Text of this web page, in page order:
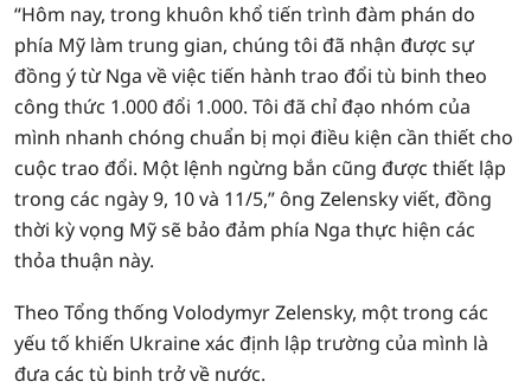
“Hôm nay, trong khuôn khổ tiến trình đàm phán do
phía Mỹ làm trung gian, chúng tôi đã nhận được sự
đồng ý từ Nga về việc tiến hành trao đổi tù binh theo
công thức 1.000 đổi 1.000. Tôi đã chỉ đạo nhóm của
mình nhanh chóng chuẩn bị mọi điều kiện cần thiết cho
cuộc trao đổi. Một lệnh ngừng bắn cũng được thiết lập
trong các ngày 9, 10 và 11/5,” ông Zelensky viết, đồng
thời kỳ vọng Mỹ sẽ bảo đảm phía Nga thực hiện các
thỏa thuận này.
Theo Tổng thống Volodymyr Zelensky, một trong các
yếu tố khiến Ukraine xác định lập trường của mình là
đưa các tù binh trở về nước.